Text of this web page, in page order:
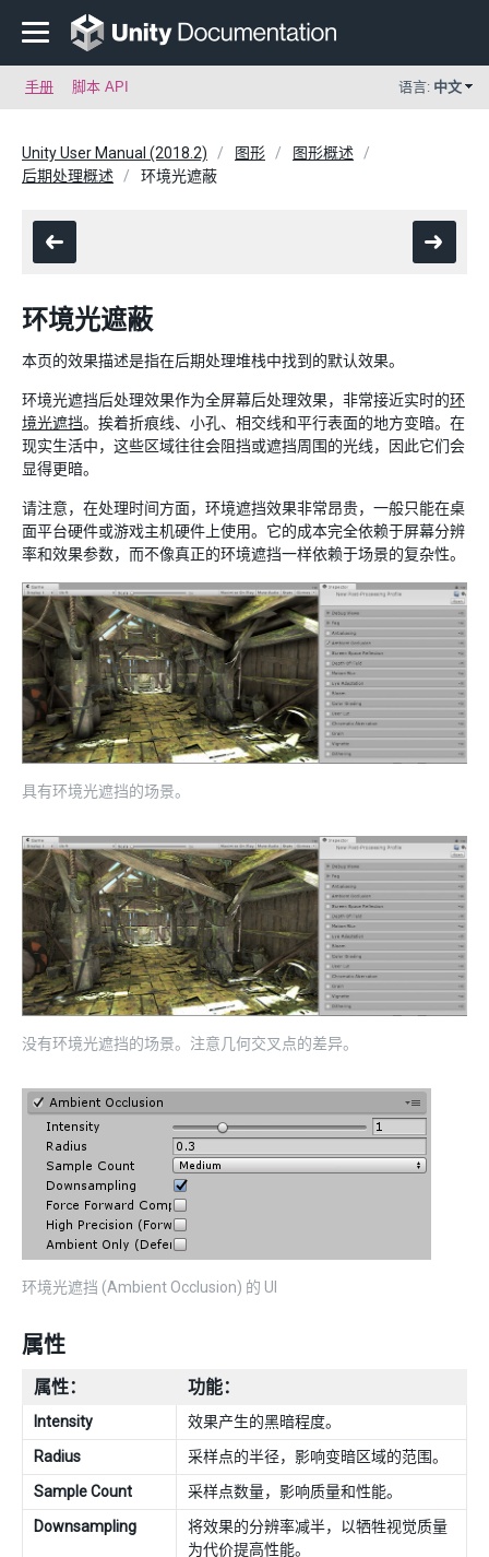
手册 脚本 API 语言: 中文
Unity User Manual (2018.2) 图形
图形概述
后期处理概述
环境光遮蔽
环境光遮蔽
本页的效果描述是指在后期处理堆栈中找到的默认效果。
环境光遮挡后处理效果作为全屏幕后处理效果，非常接近实时的环
境光遮挡。挨着折痕线、小孔、相交线和平行表面的地方变暗。在
现实生活中，这些区域往往会阻挡或遮挡周围的光线，因此它们会
显得更暗。
请注意，在处理时间方面，环境遮挡效果非常昂贵，一般只能在桌
面平台硬件或游戏主机硬件上使用。它的成本完全依赖于屏幕分辨
率和效果参数，而不像真正的环境遮挡一样依赖于场景的复杂性。
具有环境光遮挡的场景。
没有环境光遮挡的场景。注意几何交叉点的差异。
环境光遮挡 (Ambient Occlusion) 的 UI
属性
属性： 功能：
Intensity
效果产生的黑暗程度。
Radius
采样点的半径，影响变暗区域的范围。
Sample Count
采样点数量，影响质量和性能。
Downsampling
将效果的分辨率减半，以牺牲视觉质量
为代价提高性能。